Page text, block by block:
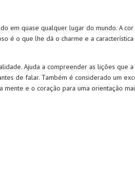
em quase qualquer lugar do mundo. A cor
é o que lhe dá o charme e a
Ajuda a compreender as lições que
de falar. Também é considerado um
e o coração para uma orientação